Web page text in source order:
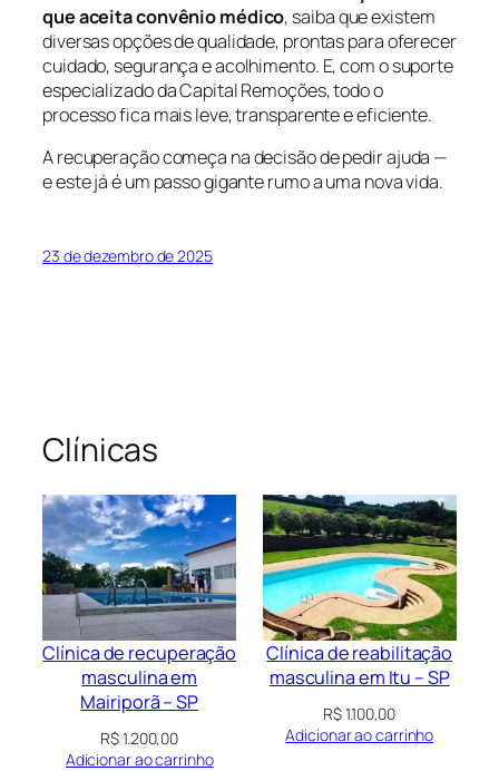
que aceita convênio médico, saiba que existem
diversas opções de qualidade, prontas para oferecer
cuidado, segurança e acolhimento. E, com o suporte
especializado da Capital Remoções, todo o
processo fica mais leve, transparente e eficiente.
A recuperação começa na decisão de pedir ajuda —
e este já é um passo gigante rumo a uma nova vida.
23 de dezembro de 2025
Clínicas
Clínica de recuperação
masculina em
Mairiporã – SP
R$1.200,00
Adicionar ao carrinho
Clínica de reabilitação
masculina em Itu – SP
R$1.100,00
Adicionar ao carrinho